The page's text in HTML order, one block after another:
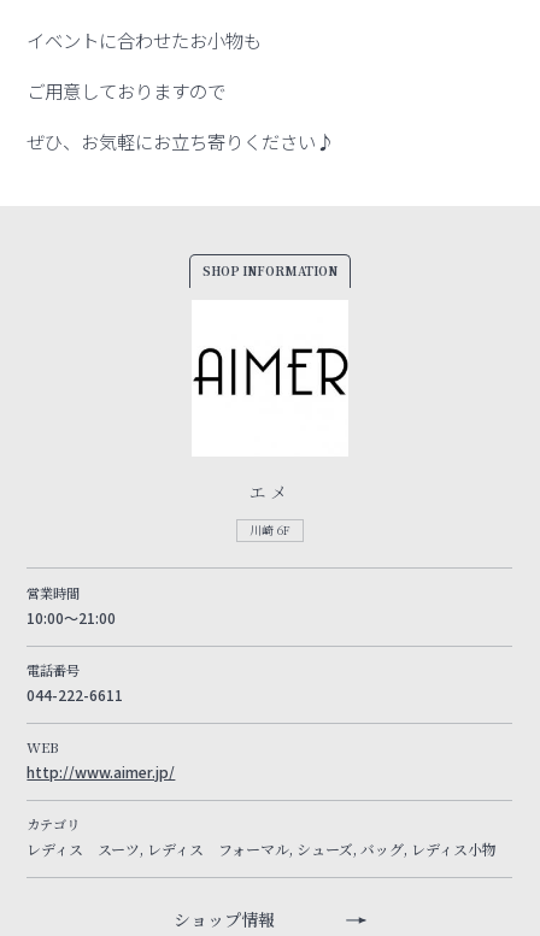
イベントに合わせたお小物も
ご用意しておりますので
ぜひ、お気軽にお立ち寄りください♪
SHOP INFORMATION
エメ
川崎 6F
営業時間
10:00～21:00
電話番号
044-222-6611
WEB
http://www.aimer.jp/
カテゴリ
レディス スーツ, レディス フォーマル, シューズ, バッグ, レディス小物
ショップ情報